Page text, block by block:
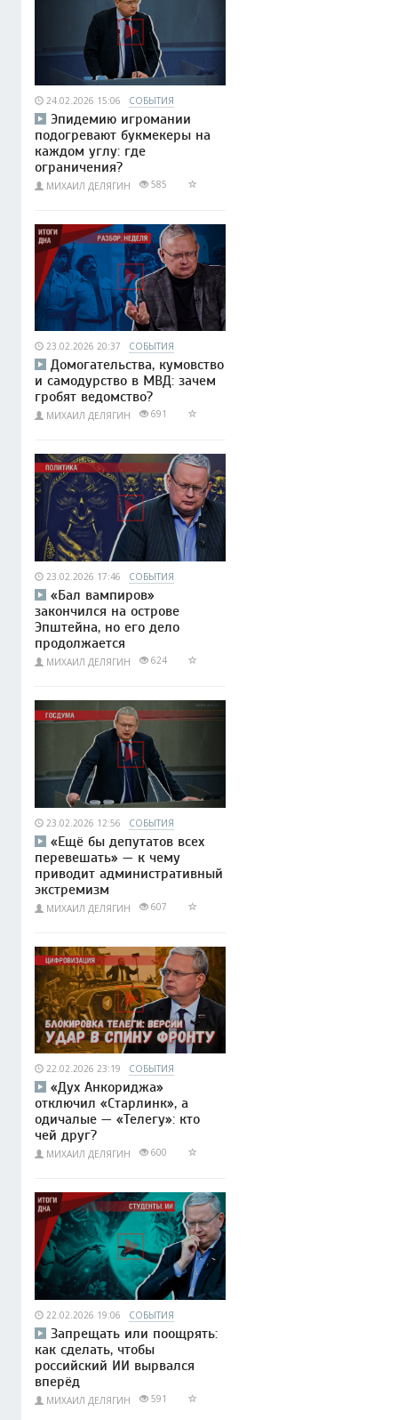
24.02.2026 15:06 СОБЫТИЯ
Эпидемию игромании
подогревают букмекеры на
каждом углу: где
ограничения?
МИХАИЛ ДЕЛЯГИН 585
23.02.2026 20:37 СОБЫТИЯ
Домогательства, кумовство
и самодурство в МВД: зачем
гробят ведомство?
МИХАИЛ ДЕЛЯГИН 691
23.02.2026 17:46 СОБЫТИЯ
«Бал вампиров»
закончился на острове
Эпштейна, но его дело
продолжается
МИХАИЛ ДЕЛЯГИН 624
23.02.2026 12:56 СОБЫТИЯ
«Ещё бы депутатов всех
перевешать» — к чему
приводит административный
экстремизм
МИХАИЛ ДЕЛЯГИН 607
22.02.2026 23:19 СОБЫТИЯ
«Дух Анкориджа»
отключил «Старлинк», а
одичалые — «Телегу»: кто
чей друг?
МИХАИЛ ДЕЛЯГИН 600
22.02.2026 19:06 СОБЫТИЯ
Запрещать или поощрять:
как сделать, чтобы
российский ИИ вырвался
вперёд
МИХАИЛ ДЕЛЯГИН 591